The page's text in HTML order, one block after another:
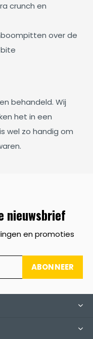
crunch en
over de
behandeld. Wij
het in een
wel zo handig om
nieuwsbrief
en promoties
ABONNEER